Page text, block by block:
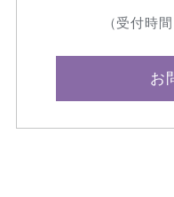
（受付時
お